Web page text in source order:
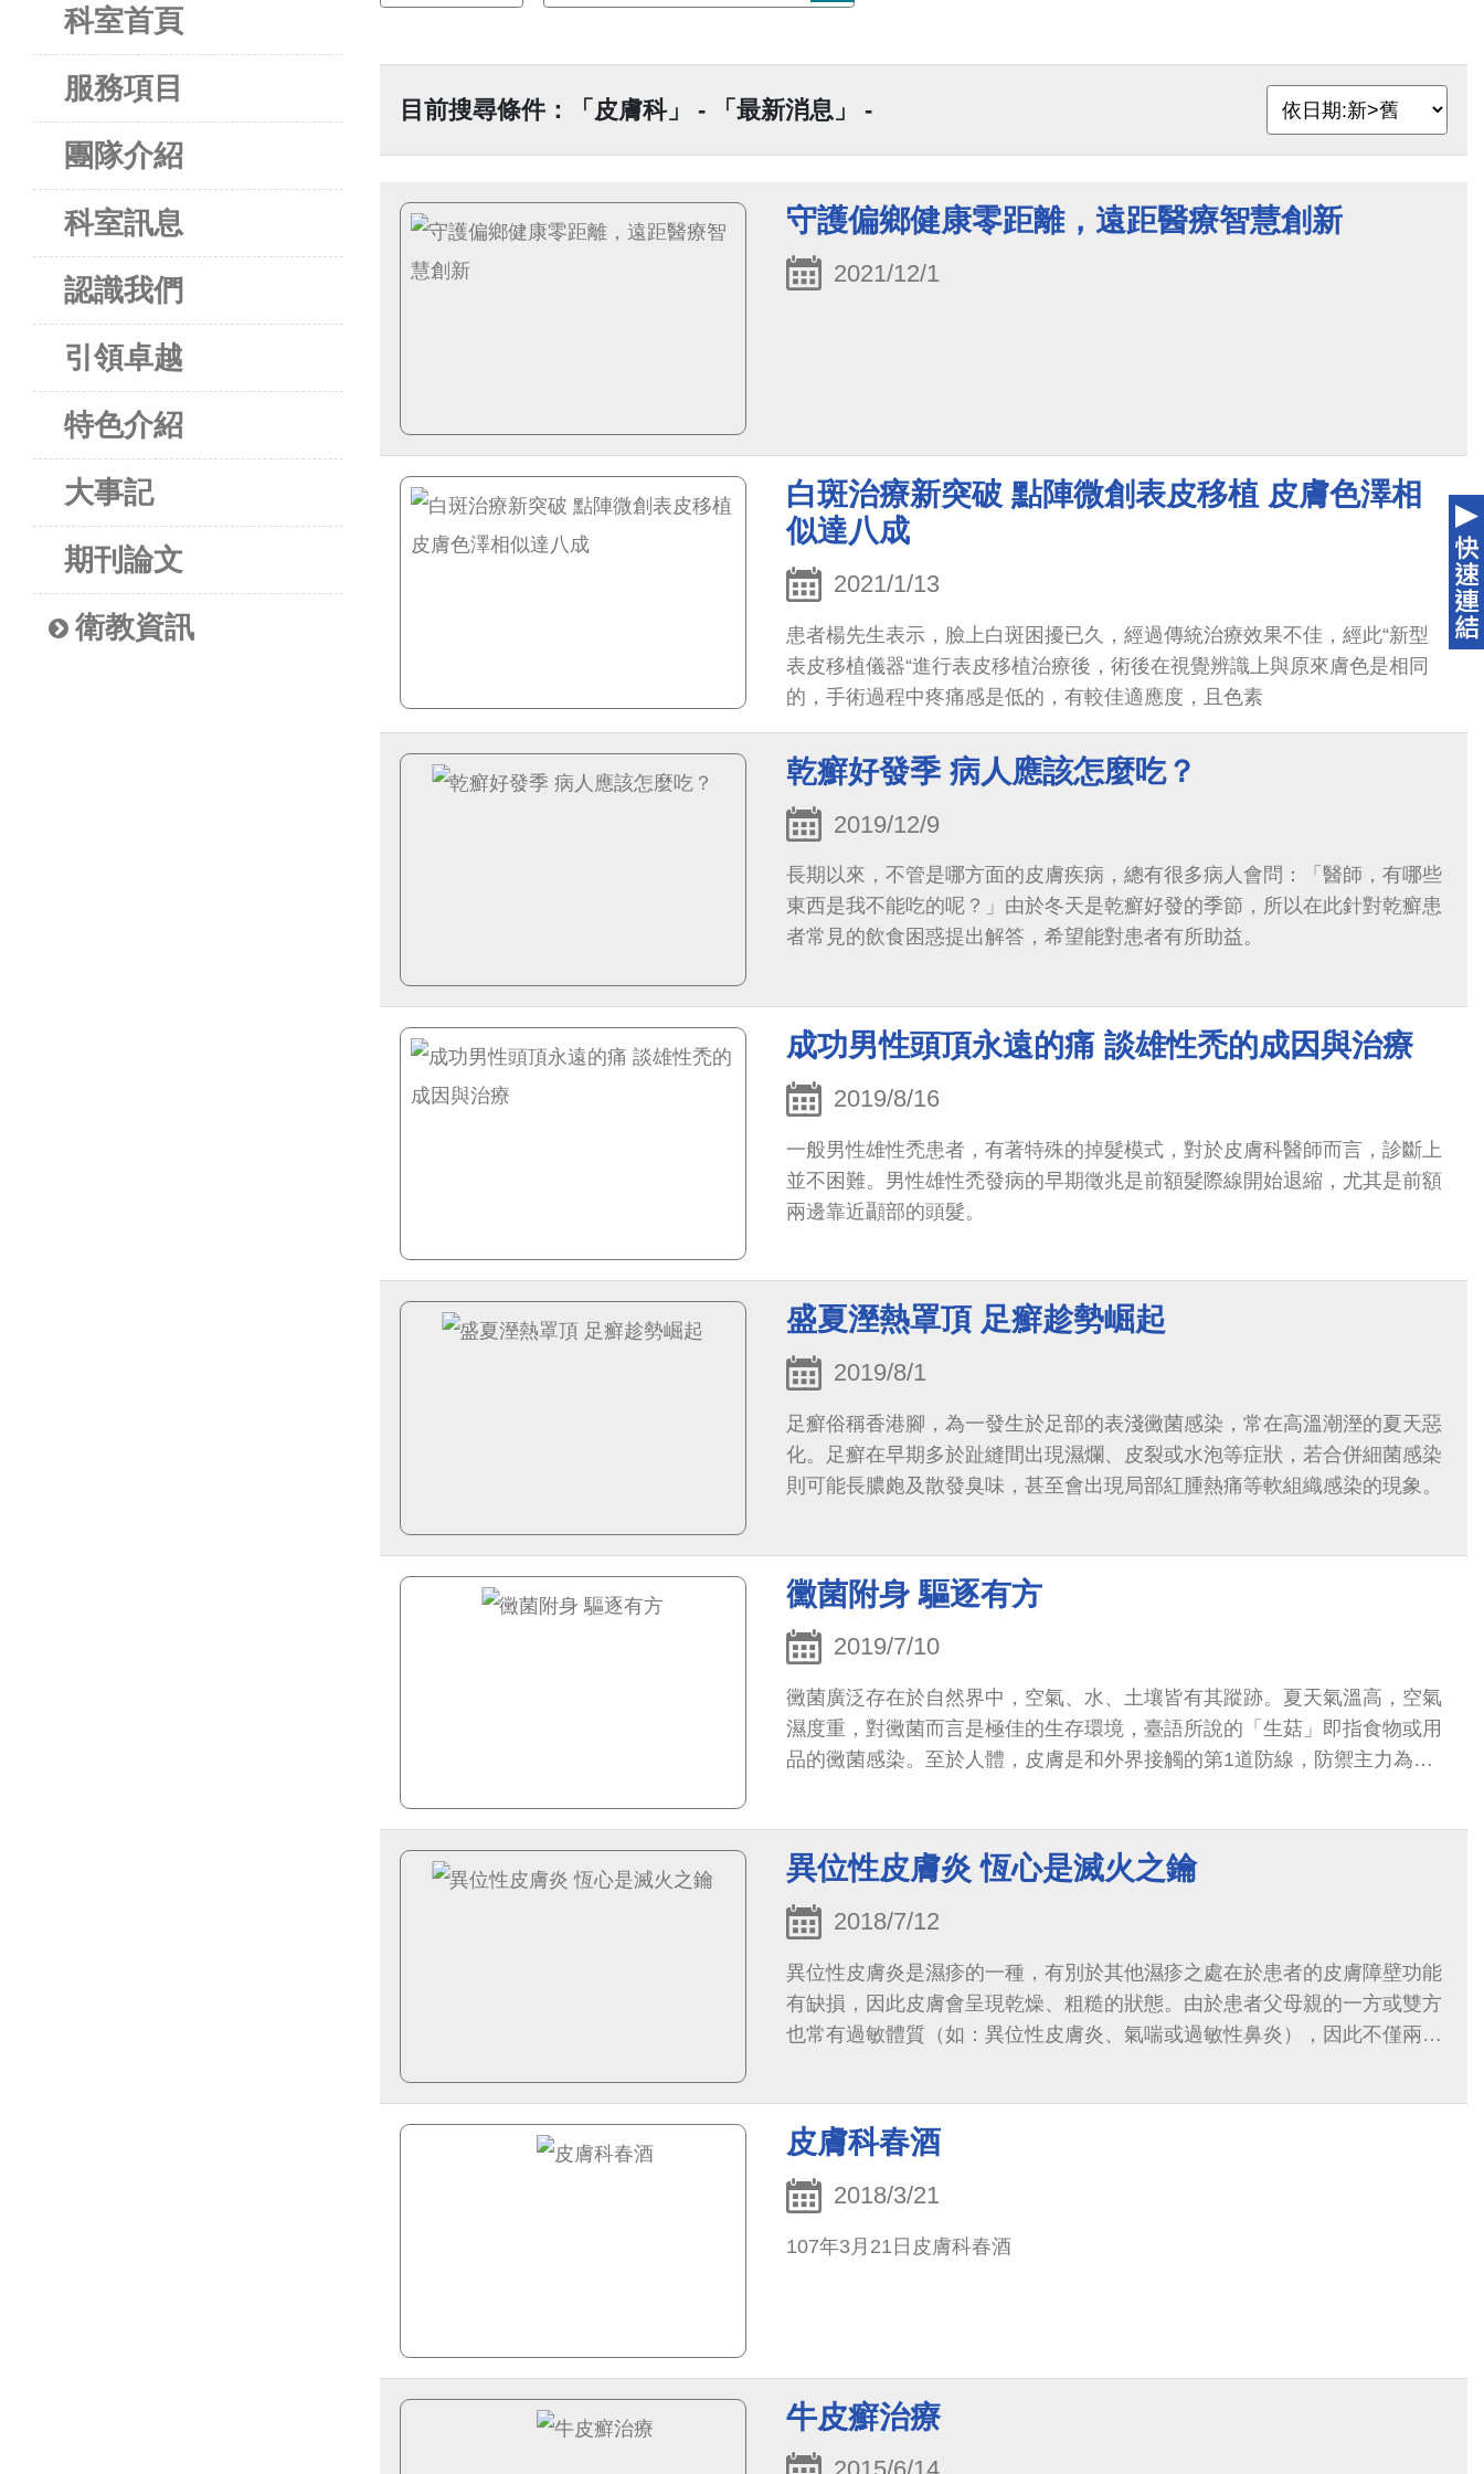
科室首頁
服務項目
團隊介紹
科室訊息
認識我們
引領卓越
特色介紹
大事記
期刊論文
衛教資訊
目前搜尋條件：「皮膚科」 - 「最新消息」 -
守護偏鄉健康零距離，遠距醫療智慧創新
2021/12/1
白斑治療新突破 點陣微創表皮移植 皮膚色澤相
似達八成
2021/1/13
患者楊先生表示，臉上白斑困擾已久，經過傳統治療效果不佳，經此“新型
表皮移植儀器“進行表皮移植治療後，術後在視覺辨識上與原來膚色是相同
的，手術過程中疼痛感是低的，有較佳適應度，且色素
乾癬好發季 病人應該怎麼吃？
2019/12/9
長期以來，不管是哪方面的皮膚疾病，總有很多病人會問：「醫師，有哪些
東西是我不能吃的呢？」由於冬天是乾癬好發的季節，所以在此針對乾癬患
者常見的飲食困惑提出解答，希望能對患者有所助益。
成功男性頭頂永遠的痛 談雄性禿的成因與治療
2019/8/16
一般男性雄性禿患者，有著特殊的掉髮模式，對於皮膚科醫師而言，診斷上
並不困難。男性雄性禿發病的早期徵兆是前額髮際線開始退縮，尤其是前額
兩邊靠近顳部的頭髮。
盛夏溼熱罩頂 足癬趁勢崛起
2019/8/1
足癬俗稱香港腳，為一發生於足部的表淺黴菌感染，常在高溫潮溼的夏天惡
化。足癬在早期多於趾縫間出現濕爛、皮裂或水泡等症狀，若合併細菌感染
則可能長膿皰及散發臭味，甚至會出現局部紅腫熱痛等軟組織感染的現象。
黴菌附身 驅逐有方
2019/7/10
黴菌廣泛存在於自然界中，空氣、水、土壤皆有其蹤跡。夏天氣溫高，空氣
濕度重，對黴菌而言是極佳的生存環境，臺語所說的「生菇」即指食物或用
品的黴菌感染。至於人體，皮膚是和外界接觸的第1道防線，防禦主力為角
異位性皮膚炎 恆心是滅火之鑰
2018/7/12
異位性皮膚炎是濕疹的一種，有別於其他濕疹之處在於患者的皮膚障壁功能
有缺損，因此皮膚會呈現乾燥、粗糙的狀態。由於患者父母親的一方或雙方
也常有過敏體質（如：異位性皮膚炎、氣喘或過敏性鼻炎），因此不僅兩代
皮膚科春酒
2018/3/21
107年3月21日皮膚科春酒
牛皮癬治療